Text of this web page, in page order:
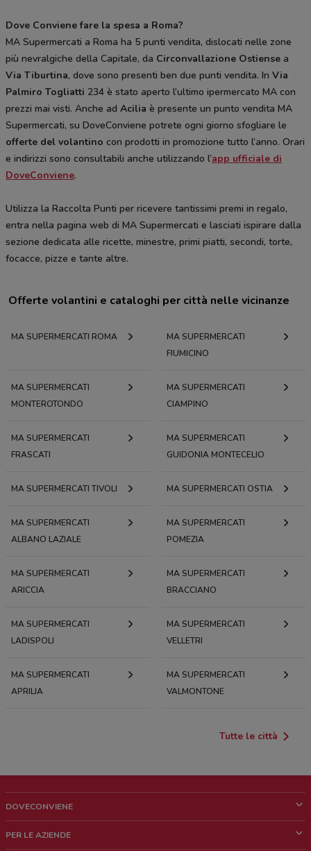
Dove Conviene fare la spesa a Roma?
MA Supermercati a Roma ha 5 punti vendita, dislocati nelle zone
più nevralgiche della Capitale, da Circonvallazione Ostiense a
Via Tiburtina, dove sono presenti ben due punti vendita. In Via
Palmiro Togliatti 234 è stato aperto l’ultimo ipermercato MA con
prezzi mai visti. Anche ad Acilia è presente un punto vendita MA
Supermercati, su DoveConviene potrete ogni giorno sfogliare le
offerte del volantino con prodotti in promozione tutto l’anno. Orari
e indirizzi sono consultabili anche utilizzando l’app ufficiale di
DoveConviene.
Utilizza la Raccolta Punti per ricevere tantissimi premi in regalo,
entra nella pagina web di MA Supermercati e lasciati ispirare dalla
sezione dedicata alle ricette, minestre, primi piatti, secondi, torte,
focacce, pizze e tante altre.
Offerte volantini e cataloghi per città nelle vicinanze
MA SUPERMERCATI ROMA
MA SUPERMERCATI
FIUMICINO
MA SUPERMERCATI
MONTEROTONDO
MA SUPERMERCATI
CIAMPINO
MA SUPERMERCATI
FRASCATI
MA SUPERMERCATI
GUIDONIA MONTECELIO
MA SUPERMERCATI TIVOLI MA SUPERMERCATI OSTIA
MA SUPERMERCATI
ALBANO LAZIALE
MA SUPERMERCATI
POMEZIA
MA SUPERMERCATI
ARICCIA
MA SUPERMERCATI
BRACCIANO
MA SUPERMERCATI
LADISPOLI
MA SUPERMERCATI
VELLETRI
MA SUPERMERCATI
APRILIA
MA SUPERMERCATI
VALMONTONE
Tutte le città
DOVECONVIENE
PER LE AZIENDE